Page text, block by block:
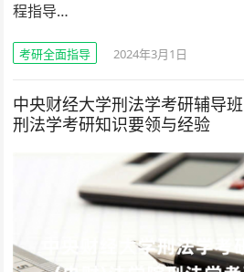
程指导…
考研全面指导 2024年3月1日
中央财经大学刑法学考研辅导
刑法学考研知识要领与经验